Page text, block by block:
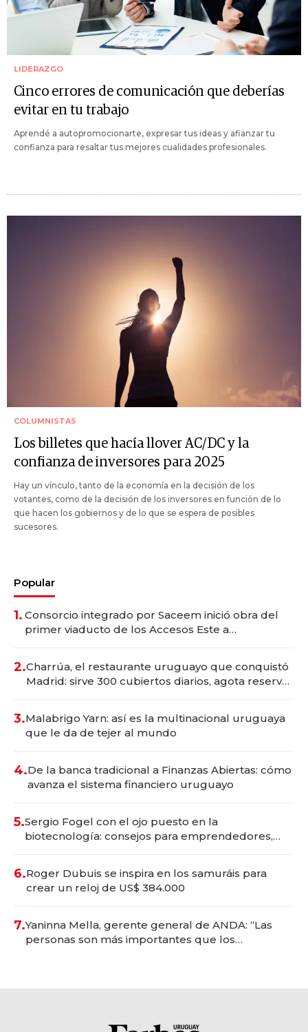
LIDERAZGO
Cinco errores de comunicación que deberías
evitar en tu trabajo
Aprendé a autopromocionarte, expresar tus ideas y afianzar tu
confianza para resaltar tus mejores cualidades profesionales.
COLUMNISTAS
Los billetes que hacía llover AC/DC y la
confianza de inversores para 2025
Hay un vínculo, tanto de la economía en la decisión de los
votantes, como de la decisión de los inversores en función de lo
que hacen los gobiernos y de lo que se espera de posibles
sucesores.
Popular
1. Consorcio integrado por Saceem inició obra del
primer viaducto de los Accesos Este a
2.Charrúa, el restaurante uruguayo que conquistó
Madrid: sirve 300 cubiertos diarios, agota reservas
3.Malabrigo Yarn: así es la multinacional uruguaya
que le da de tejer al mundo
4.De la banca tradicional a Finanzas Abiertas: cómo
avanza el sistema financiero uruguayo
5.Sergio Fogel con el ojo puesto en la
biotecnología: consejos para emprendedores,
6.Roger Dubuis se inspira en los samuráis para
crear un reloj de US$ 384.000
7.Yaninna Mella, gerente general de ANDA: “Las
personas son más importantes que los